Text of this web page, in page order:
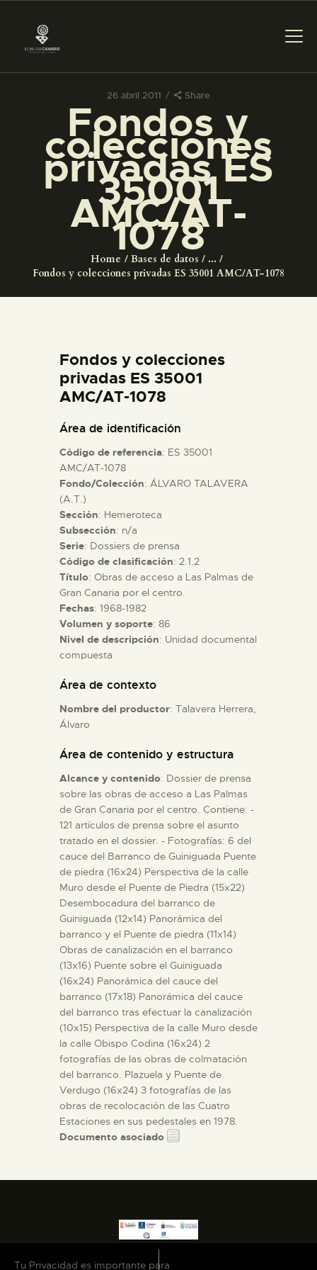
26 abril 2011 Share
Fondos y
colecciones
privadas ES
35001
AMC/AT-
1078
Home Bases de datos
...
Fondos y colecciones privadas ES 35001 AMC/AT-1078
PREPARAR LA VISITA
ACTIVIDADES
EL MUSEO
ESPAÑOL
ACTIVIDADES
█
EL MUSEO
COLECCIONES
DIDÁCTICA
Fondos y colecciones
privadas ES 35001
AMC/AT-1078
Área de identificación
Código de referencia: ES 35001
AMC/AT-1078
Fondo/Colección: ÁLVARO TALAVERA
(A.T.)
Sección: Hemeroteca
Subsección: n/a
Serie: Dossiers de prensa
Código de clasificación: 2.1.2
Título: Obras de acceso a Las Palmas de
Gran Canaria por el centro.
Fechas: 1968-1982
Volumen y soporte: 86
Nivel de descripción: Unidad documental
compuesta
Área de contexto
Nombre del productor: Talavera Herrera,
Álvaro
Área de contenido y estructura
Alcance y contenido: Dossier de prensa
sobre las obras de acceso a Las Palmas
de Gran Canaria por el centro. Contiene: -
121 artículos de prensa sobre el asunto
tratado en el dossier. - Fotografías: 6 del
cauce del Barranco de Guiniguada Puente
de piedra (16x24) Perspectiva de la calle
Muro desde el Puente de Piedra (15x22)
Desembocadura del barranco de
Guiniguada (12x14) Panorámica del
barranco y el Puente de piedra (11x14)
Obras de canalización en el barranco
(13x16) Puente sobre el Guiniguada
(16x24) Panorámica del cauce del
barranco (17x18) Panorámica del cauce
del barranco tras efectuar la canalización
(10x15) Perspectiva de la calle Muro desde
la calle Obispo Codina (16x24) 2
fotografías de las obras de colmatación
del barranco. Plazuela y Puente de
Verdugo (16x24) 3 fotografías de las
obras de recolocación de las Cuatro
Estaciones en sus pedestales en 1978.
Documento asociado
Tu Privacidad es importante para